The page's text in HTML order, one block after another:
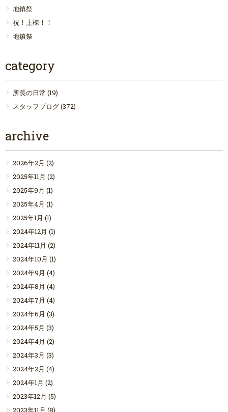
地鎮祭
祝！上棟！！
地鎮祭
category
所長の日常 (19)
スタッフブログ(372)
archive
2026年2月 (2)
2025年11月 (2)
2025年9月 (1)
2025年4月 (1)
2025年1月 (1)
2024年12月 (1)
2024年11月 (2)
2024年10月 (1)
2024年9月 (4)
2024年8月 (4)
2024年7月 (4)
2024年6月 (3)
2024年5月 (3)
2024年4月 (2)
2024年3月 (3)
2024年2月 (4)
2024年1月 (2)
2023年12月 (5)
2023年11月 (8)